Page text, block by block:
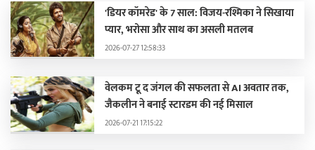
'डियर कॉमरेड' के 7 साल: विजय-रश्मिका ने सिखाया
प्यार, भरोसा और साथ का असली मतलब
2026-07-27 12:58:33
वेलकम टू द जंगल की सफलता से AI अवतार तक,
जैकलीन ने बनाई स्टारडम की नई मिसाल
2026-07-21 17:15:22